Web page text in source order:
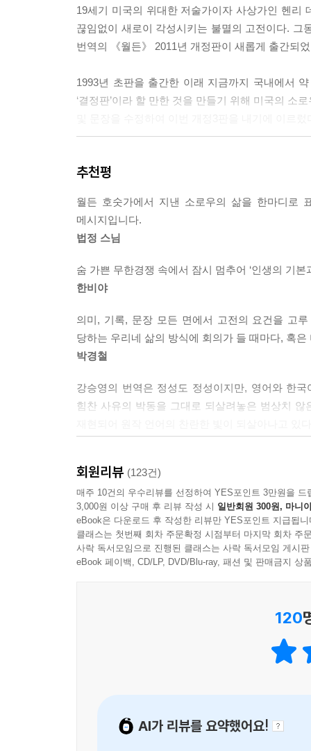
땅은 사랑하지만, 지금 당장 자신의 육신에 활력
리를 파먹고 있는 구더기라고 할 수 있으리라.”
19세기 미국의 위대한 저술가이자 사상가인 헨
끊임없이 새로이 각성시키는 불멸의 고전이다.
번역의 《월든》 2011년 개정판이 새롭게 출간되
1993년 초판을 출간한 이래 지금까지 국내에서
‘결정판’이라 할 만한 것을 만들기 위해 미국의 소
졸업했으나 안정된 직업을 갖지 않고 측량 일이
호숫가의 숲 속에 들어가 통나무집을 짓고 밭을
동시에 문명사회에 대한 통렬한 비판이며, 그 어
1852년 미국에서 처음 출간된 이 책 《월든》은
우리나라에서도 법정 스님, 한비야 씨 등 많은 이
자연주의와 참다운 인생의 길을 제시한 놀라운 책
소로우는 근래 21세기에 더욱 중요시되는 환경
자연과 더불어 항상 깨어있기, 실천을 통한 교육
추천평
월든 호숫가에서 지낸 소로우의 삶을 한마디로
메시지입니다.
법정 스님
숨 가쁜 무한경쟁 속에서 잠시 멈추어 ‘인생의 기본
한비야
의미, 기록, 문장 모든 면에서 고전의 요건을 고
당하는 우리네 삶의 방식에 회의가 들 때마다, 혹
박경철
강승영의 번역은 정성도 정성이지만, 영어와 한
힘찬 사유의 박동을 그대로 되살려놓은 범상치
《월든》이라는 단 한 권의 책으로 소로우는 불후
로버트 프로스트
나는 큰 즐거움을 가지고 《월든》을 읽었으며 그
마하트마 간디
한때 나는 《월든》을 읽고 이니스프리 섬에서
회원리뷰 (123건)
매주 10건의 우수리뷰를 선정하여 YES포인트 3만원을 드
3,000원 이상 구매 후 리뷰 작성 시 일반회원 300원, 마니
eBook은 다운로드 후 작성한 리뷰만 YES포인트 지급됩니
클래스는 첫번째 회차 주문확정 시점부터 마지막 회차 주
사락 독서모임으로 진행된 클래스는 사락 독서모임 게시
eBook 페이백, CD/LP, DVD/Blu-ray, 패션 및 판매금지 상
120
AI가 리뷰를 요약했어요!